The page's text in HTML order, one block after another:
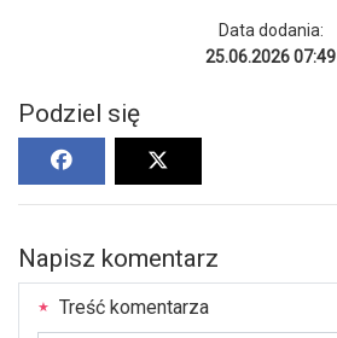
Data dodania:
25.06.2026 07:49
Podziel się
Napisz komentarz
Treść komentarza